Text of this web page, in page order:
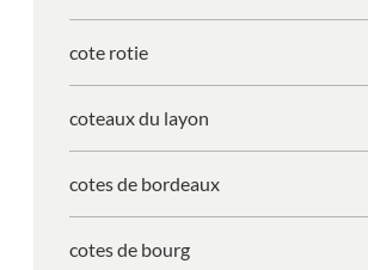
cote rotie
coteaux du layon
cotes de bordeaux
cotes de bourg